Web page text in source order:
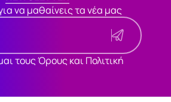
να μαθαίνεις τα νέα μας
τους Όρους και Πολιτική